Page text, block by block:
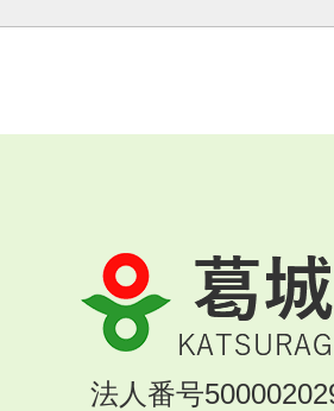
葛
城
市
KATSURAGI
法人番号